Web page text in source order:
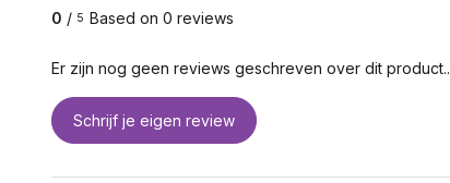
0 / 5 Based on 0 reviews
Er zijn nog geen reviews geschreven over dit product..
Schrijf je eigen review